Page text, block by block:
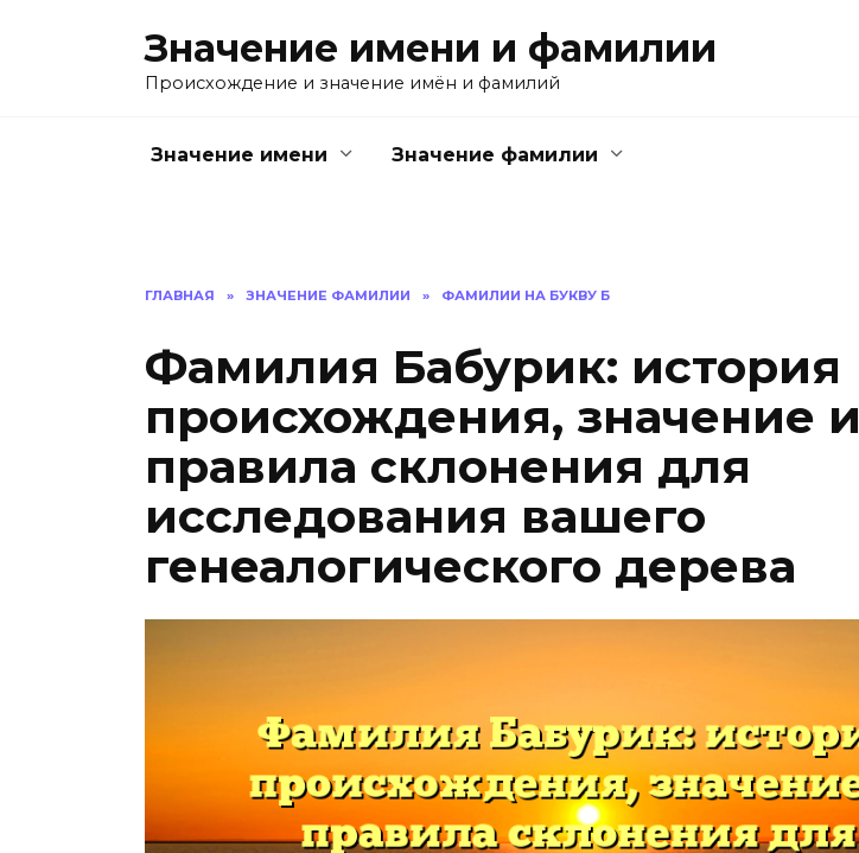
Значение имени и фамилии
Происхождение и значение имён и фамилий
Значение имени Значение фамилии
ГЛАВНАЯ » ЗНАЧЕНИЕ ФАМИЛИИ » ФАМИЛИИ НА БУКВУ Б
Фамилия Бабурик: история
происхождения, значение и
правила склонения для
исследования вашего
генеалогического дерева